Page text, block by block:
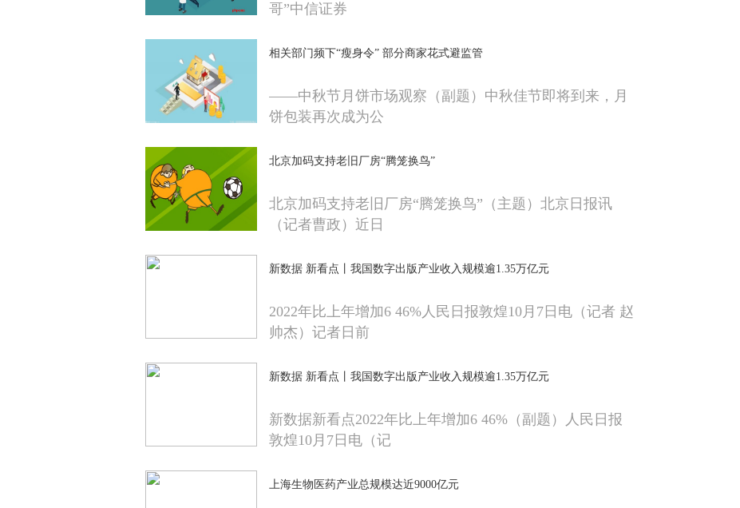
哥”中信证券
相关部门频下“瘦身令” 部分商家花式避监管
——中秋节月饼市场观察（副题）中秋佳节即将到来，月
饼包装再次成为公
北京加码支持老旧厂房“腾笼换鸟”
北京加码支持老旧厂房“腾笼换鸟”（主题）北京日报讯
（记者曹政）近日
新数据 新看点丨我国数字出版产业收入规模逾1.35万亿元
2022年比上年增加6 46%人民日报敦煌10月7日电（记者 赵
帅杰）记者日前
新数据 新看点丨我国数字出版产业收入规模逾1.35万亿元
新数据新看点2022年比上年增加6 46%（副题）人民日报
敦煌10月7日电（记
上海生物医药产业总规模达近9000亿元